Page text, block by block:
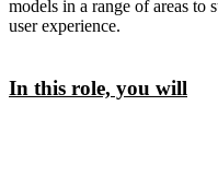
models in a range of areas to
user experience.
In this role, you will